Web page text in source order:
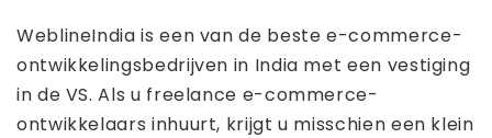
WeblineIndia is een van de beste e-commerce-
ontwikkelingsbedrijven in India met een vestiging
in de VS. Als u freelance e-commerce-
ontwikkelaars inhuurt, krijgt u misschien een klein